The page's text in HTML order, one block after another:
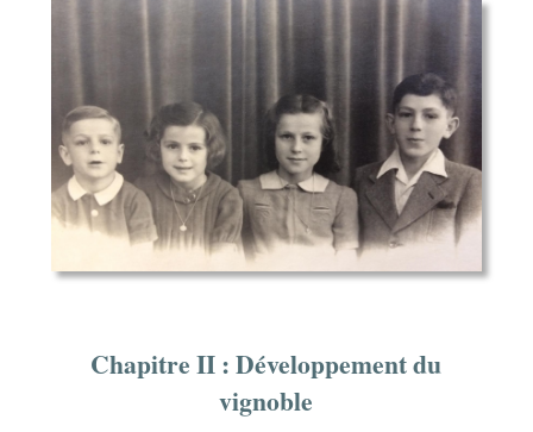
Chapitre II : Développement du
vignoble